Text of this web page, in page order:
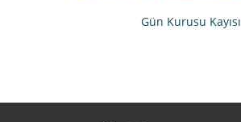
Gün Kurusu Kayısı